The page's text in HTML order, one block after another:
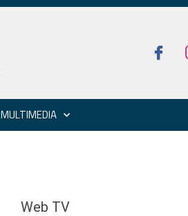
MULTIMEDIA
Web TV